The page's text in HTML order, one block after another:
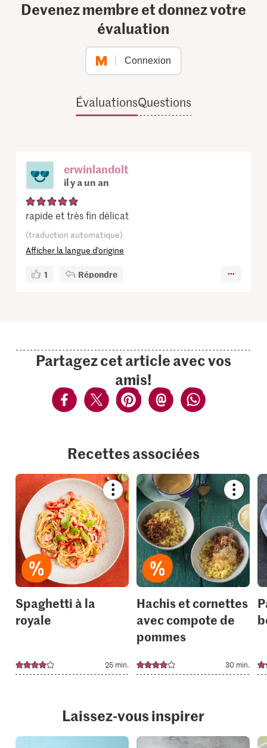
Devenez membre et donnez votre
évaluation
Connexion
ÉvaluationsQuestions
erwinlandolt
il y a un an
rapide et très fin délicat
(traduction automatique)
Afficher la langue d’origine
1 Répondre
Partagez cet article avec vos
amis!
Recettes associées
Bookmark
recipe
or
add
your
collections.
Spaghetti à la
royale
25 min.
recipe
or
add
it
to
your
Hachis et cornettes
avec compote de
pommes
30 min.
Laissez-vous inspirer